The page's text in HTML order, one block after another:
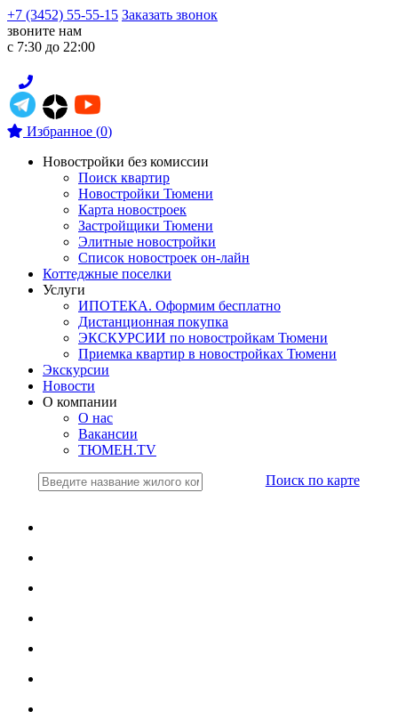
+7 (3452) 55-55-15 Заказать звонок
звоните нам
с 7:30 до 22:00
Избранное (0)
Новостройки без комиссии
Поиск квартир
Новостройки Тюмени
Карта новостроек
Застройщики Тюмени
Элитные новостройки
Список новостроек он-лайн
Коттеджные поселки
Услуги
ИПОТЕКА. Оформим бесплатно
Дистанционная покупка
ЭКСКУРСИИ по новостройкам Тюмени
Приемка квартир в новостройках Тюмени
Экскурсии
Новости
О компании
О нас
Вакансии
ТЮМЕН.TV
Поиск по карте